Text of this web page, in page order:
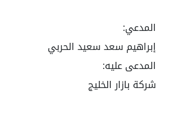
المدعي:
إبراهيم سعد سعيد الحربي
المدعى عليه:
شركة بازار الخليج